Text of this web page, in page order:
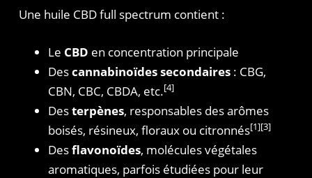
Une huile CBD full spectrum contient :
Le CBD en concentration principale
Descannabinoïdes secondaires : CBG,
CBN, CBC, CBDA, etc.[4]
Desterpènes, responsables des arômes
boisés, résineux, floraux ou citronnés[1][3]
Desflavonoïdes, molécules végétales
aromatiques, parfois étudiées pour leur